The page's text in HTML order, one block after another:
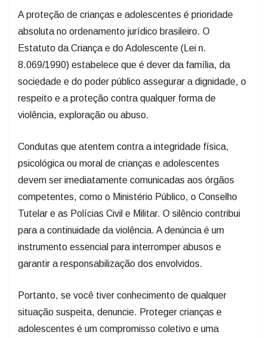
A proteção de crianças e adolescentes é prioridade
absoluta no ordenamento jurídico brasileiro. O
Estatuto da Criança e do Adolescente (Lei n.
8.069/1990) estabelece que é dever da família, da
sociedade e do poder público assegurar a dignidade, o
respeito e a proteção contra qualquer forma de
violência, exploração ou abuso.
Condutas que atentem contra a integridade física,
psicológica ou moral de crianças e adolescentes
devem ser imediatamente comunicadas aos órgãos
competentes, como o Ministério Público, o Conselho
Tutelar e as Polícias Civil e Militar. O silêncio contribui
para a continuidade da violência. A denúncia é um
instrumento essencial para interromper abusos e
garantir a responsabilização dos envolvidos.
Portanto, se você tiver conhecimento de qualquer
situação suspeita, denuncie. Proteger crianças e
adolescentes é um compromisso coletivo e uma